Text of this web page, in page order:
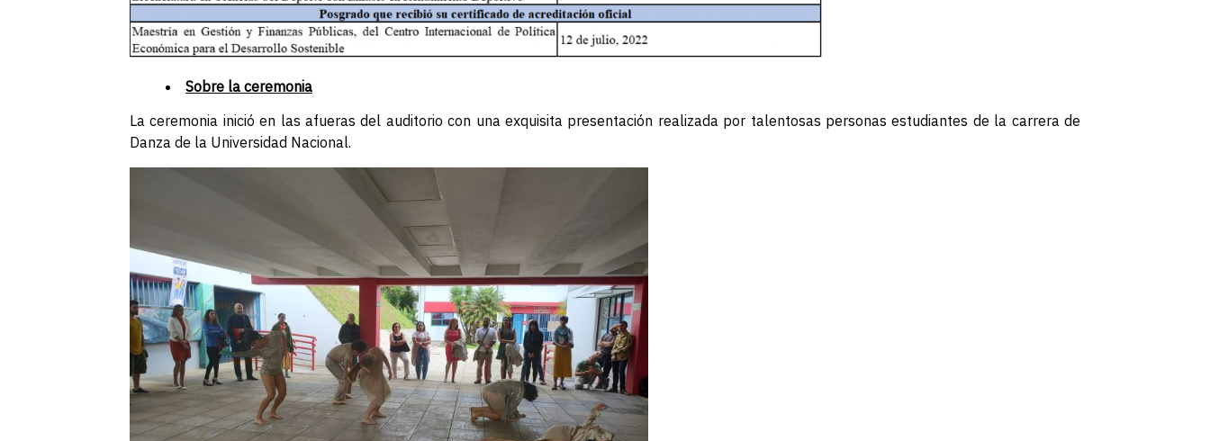
Sobre la ceremonia
La ceremonia inició en las afueras del auditorio con una exquisita presentación realizada por talentosas personas estudiantes de la carrera de
Danza de la Universidad Nacional.